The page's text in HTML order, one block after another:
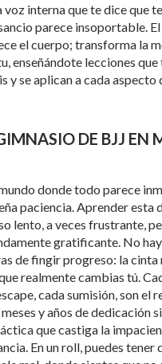
voz interna que te dice que
parece insoportable.
el cuerpo; transforma la
enseñándote lecciones
y se aplican a cada aspecto
DE BJJ EN
donde todo parece
paciencia. Aprender esta
lento, a veces frustrante,
gratificante. No
de fingir progreso: la cinta
realmente cambias tú.
cada sumisión, son el
y años de dedicación
que castiga la
En un roll, puedes tener